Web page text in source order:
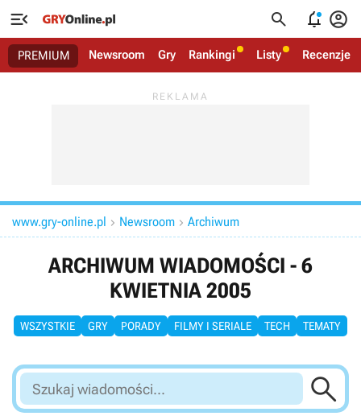
   
PREMIUM Newsroom Gry Rankingi Listy Recenzje
www.gry-online.pl  Newsroom  Archiwum
ARCHIWUM WIADOMOŚCI - 6
KWIETNIA 2005
WSZYSTKIE GRY PORADY FILMY I SERIALE TECH TEMATY
Szukaj
wiadomości...
